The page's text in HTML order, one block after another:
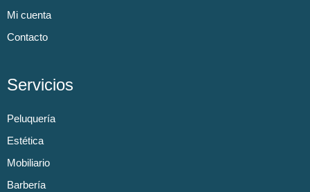
Mi cuenta
Contacto
Servicios
Peluquería
Estética
Mobiliario
Barbería